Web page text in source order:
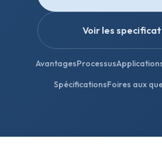
Voir les
AvantagesProcessus
SpécificationsFoires aux